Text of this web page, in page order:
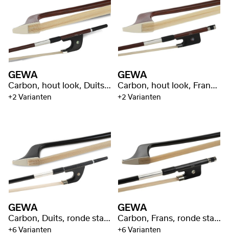
GEWA
Carbon, hout look, Duits, ronde stang
+2 Varianten
GEWA
Carbon, hout look, Frans, ronde stang
+2 Varianten
GEWA
Carbon, Duits, ronde stang
+6 Varianten
GEWA
Carbon, Frans, ronde stang
+6 Varianten